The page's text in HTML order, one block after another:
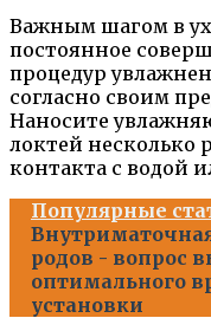
Важным шагом в
постоянное
процедур
согласно своим
Наносите
локтей несколько
контакта с водой
Популярные
родов - вопрос
оптимального
установки